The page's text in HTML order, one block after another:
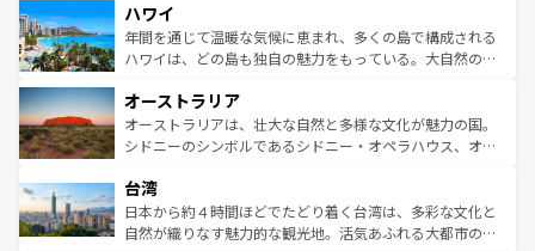
ば市内交通費無料で観光を楽しむこともできる。 なお、新
着のスイス情報はコンテンツ一覧 を参照してほしい。
のような巨大都市は、観光、ショッピング、エンターテイ
ンメントが詰まった刺激的なスポットだ。一方、アメリカ
西部には大自然が広がり、グランドキャニオンやイエロー
部のニューオーリンズでは、音楽と美食が融合した独特の
文化が魅力。旅行者はアメリカの各地域で異なる魅力を楽
しみながら、その多様性と豊かな歴史を感じることができ
ならではの贅沢な旅のスタイルだ。 なお、新着のアメリカ
情報はコンテンツ一覧を参照してほしい。
ハワイ
年間を通じて温暖な気候に恵まれ、多くの島で構成される
ハワイは、どの島も独自の魅力をもっている。大自然の神
ワイ島は見逃せない。また、定番の観光地といえばオアフ
島だが、静かな自然を求めるならマウイ島やカウアイ島が
おすすめ。エメラルドグリーンに輝く海をはじめ、豊かな
れるおもてなしの心で訪れる人々を迎えてくれるハワイの
人々、おいしいローカルフードやハワイアンミュージッ
ク、伝統的なフラダンスなど、すべてがハワイの魅力を彩
オーストラリア
オーストラリアは、壮大な自然と多様な文化が魅力の国。
シドニーのシンボルであるシドニー・オペラハウス、オー
リアリーフや大陸中央部にそびえるウルル（エアーズロッ
ク）、タスマニアの美しい原生林やケアンズの熱帯雨林な
ど、見どころがたくさん。また、カフェやワイン、オージ
台湾
日本から約４時間ほどでたどり着く台湾は、多彩な文化と
自然が織りなす魅力的な観光地。活気あふれる大都市の台